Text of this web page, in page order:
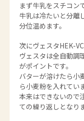
まず牛乳をスチコン
牛乳は冷たいと分離
分位温めます。
次にヴェスタHEK-
ヴェスタは全自動調
がポイントです。
バターが溶けたら小
ら小麦粉を入れてい
本来はできないので
ての繰り返しとなり